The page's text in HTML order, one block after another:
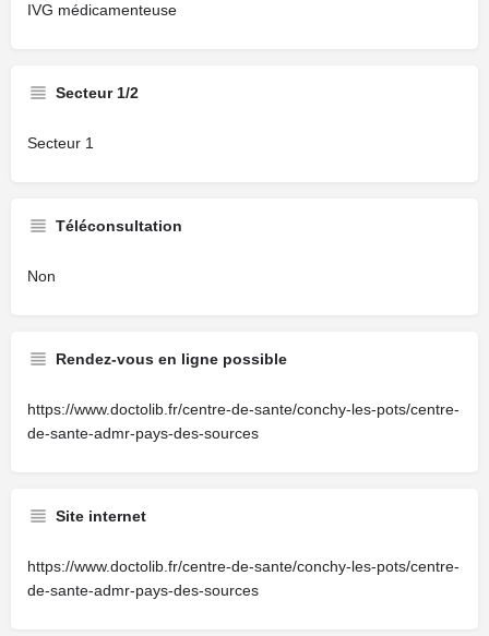
IVG médicamenteuse
Secteur 1/2
Secteur 1
Téléconsultation
Non
Rendez-vous en ligne possible
https://www.doctolib.fr/centre-de-sante/conchy-les-pots/centre-
de-sante-admr-pays-des-sources
Site internet
https://www.doctolib.fr/centre-de-sante/conchy-les-pots/centre-
de-sante-admr-pays-des-sources